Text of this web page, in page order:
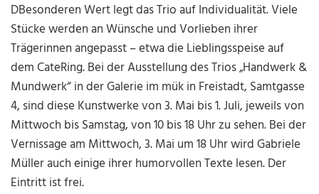
DBesonderen Wert legt das Trio auf Individualität. Viele
Stücke werden an Wünsche und Vorlieben ihrer
Trägerinnen angepasst – etwa die Lieblingsspeise auf
dem CateRing. Bei der Ausstellung des Trios „Handwerk &
Mundwerk“ in der Galerie im mük in Freistadt, Samtgasse
4, sind diese Kunstwerke von 3. Mai bis 1. Juli, jeweils von
Mittwoch bis Samstag, von 10 bis 18 Uhr zu sehen. Bei der
Vernissage am Mittwoch, 3. Mai um 18 Uhr wird Gabriele
Müller auch einige ihrer humorvollen Texte lesen. Der
Eintritt ist frei.